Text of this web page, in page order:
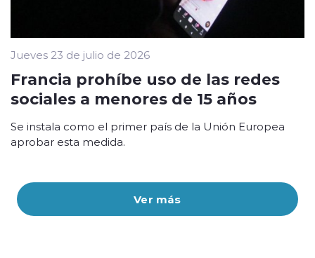
Ver más
Jueves 23 de julio de 2026
Francia prohíbe uso de las redes
sociales a menores de 15 años
Se instala como el primer país de la Unión Europea
aprobar esta medida.